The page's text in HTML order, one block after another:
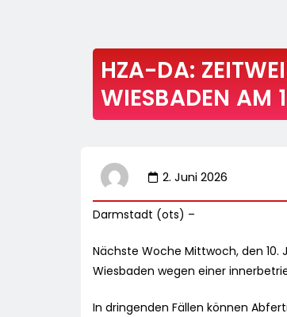
HZA-DA:
IESBADEN AM
2. Juni 2026
Darmstadt (ots) –
Nächste Woche Mittwoch, den 10.
Wiesbaden wegen einer
In dringenden Fällen können